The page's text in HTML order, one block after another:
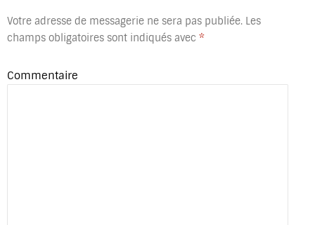
Votre adresse de messagerie ne sera pas publiée. Les
champs obligatoires sont indiqués avec *
Commentaire